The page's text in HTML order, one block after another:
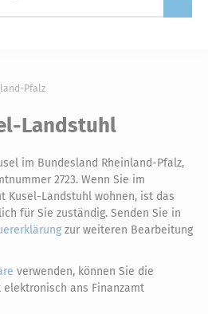
Pfalz
Landstuhl
im Bundesland Rheinland-Pfalz,
2723. Wenn Sie im
Kusel-Landstuhl wohnen, ist das
für Sie zuständig. Senden Sie in
zur weiteren Bearbeitung
verwenden, können Sie die
ans Finanzamt